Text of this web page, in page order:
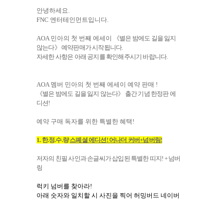
안녕하세요.
FNC 엔터테인먼트입니다.
AOA 민아의 첫 번째 에세이
《별은 밤에도 길을 잃지
않는다》 예약판매가 시작됩니다.
자세한 사항은 아래 공지를 확인해주시기 바랍니다.
AOA 멤버 민아의 첫 번째 에세이 예약 판매 !
《별은 밤에도 길을 잃지 않는다》
출간 기념 한정판 에
디션!
예약 구매 독자를 위한 특별한 혜택 !
1. 한.정.수.량스폐셜 에디션! 어나더 커버+넘버링!
저자의 친필 사인과 손글씨가 삽입된 특별한띠지! +넘버
링
럭키 넘버를 찾아라!
아래 숫자와 일치할 시 사진을 찍어 허밍버드 네이버